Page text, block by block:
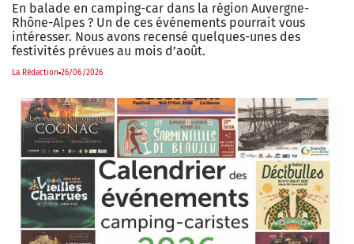
En balade en camping-car dans la région Auvergne-
Rhône-Alpes ? Un de ces événements pourrait vous
intéresser. Nous avons recensé quelques-unes des
festivités prévues au mois d’août.
La Rédaction 26/06/2026